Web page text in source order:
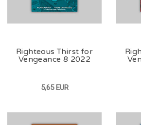
Righteous Thirst for
Vengeance 8 2022
5,65 EUR